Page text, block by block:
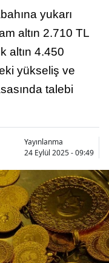
yukarı
altın 2.710 TL
altın 4.450
yükseliş ve
talebi
Yayınlanma
24 Eylül 2025 - 09:49